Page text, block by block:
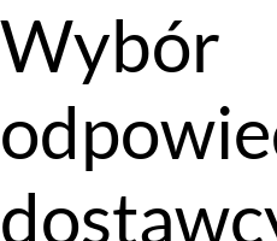
Wybór